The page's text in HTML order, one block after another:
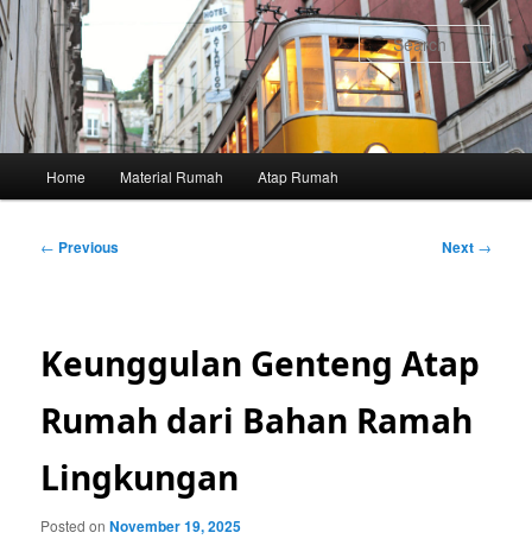
Skip
to
primary
content
Home Material Rumah Atap Rumah
Post
← Previous Next →
Keunggulan Genteng Atap
Rumah dari Bahan Ramah
Lingkungan
Posted onNovember 19, 2025